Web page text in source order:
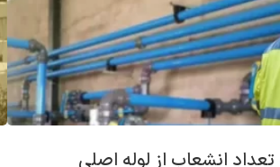
انشعاب از لوله اصلی